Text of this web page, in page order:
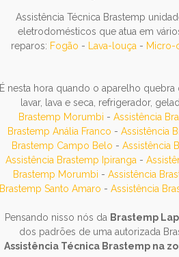
Assistência Técnica Brastemp
eletrodomésticos que atua em
reparos: Fogão - Lava-louça- Micro-
É nesta hora quando o aparelho
lavar, lava e seca, refrigerador,
Brastemp Morumbi - Assistência
Brastemp Anália Franco - Assistência
Brastemp Campo Belo - Assistência
Assistência Brastemp Ipiranga -
Brastemp Morumbi - Assistência
Brastemp Santo Amaro - Assistência
Pensando nisso nós da Brastemp
dos padrões de uma autorizada
Assistência Técnica Brastemp na